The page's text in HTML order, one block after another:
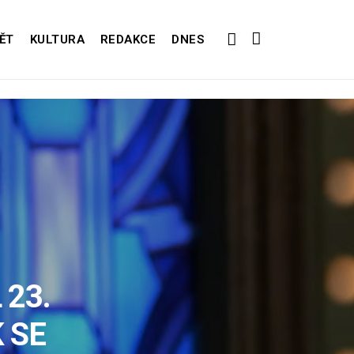
KULTURA REDAKCE DNES
23.
SE